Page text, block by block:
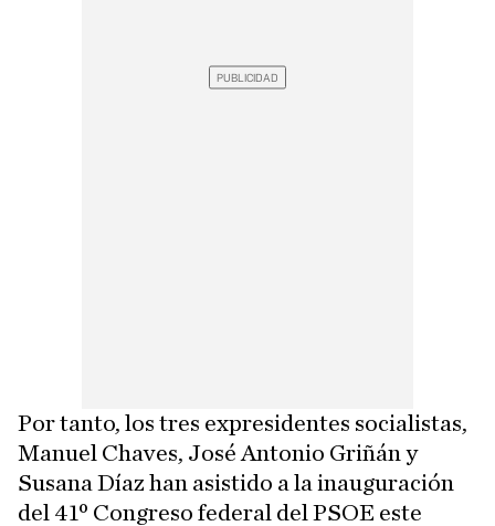
Por tanto, los tres expresidentes socialistas,
Manuel Chaves, José Antonio Griñán y
Susana Díaz han asistido a la inauguración
del 41º Congreso federal del PSOE este